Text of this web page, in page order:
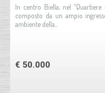
In centro Biella, nel
composto da un ampio
ambiente della...
€ 50.000